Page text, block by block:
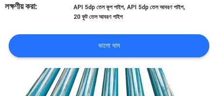
সাথে
করুন
লক্ষণীয় করা:
API 5dp তেল কূপ পাইপ,API 5dp তেল আবরণ পাইপ,
20 ফুট তেল আবরণ পাইপ
ভালো দাম